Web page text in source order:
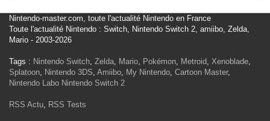
Nintendo-master.com, toute l'actualité Nintendo en France
Toute l'actualité Nintendo : Switch, Nintendo Switch 2, amiibo, Zelda,
Mario - 2003-2026
Tags : Nintendo Switch, Zelda, Mario, Pokémon, Metroid, Xenoblade,
Splatoon, Nintendo 3DS, Amiibo, My Nintendo, Cartoon Master,
Nintendo Labo Nintendo Switch 2
RSS Actu, RSS Tests